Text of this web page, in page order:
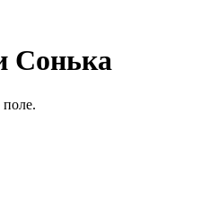
Сонька
поле.